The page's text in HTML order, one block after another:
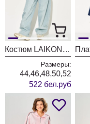
Костюм LAIKONY L-874 голубой
Размеры:
44,46,48,50,52
522 бел.руб